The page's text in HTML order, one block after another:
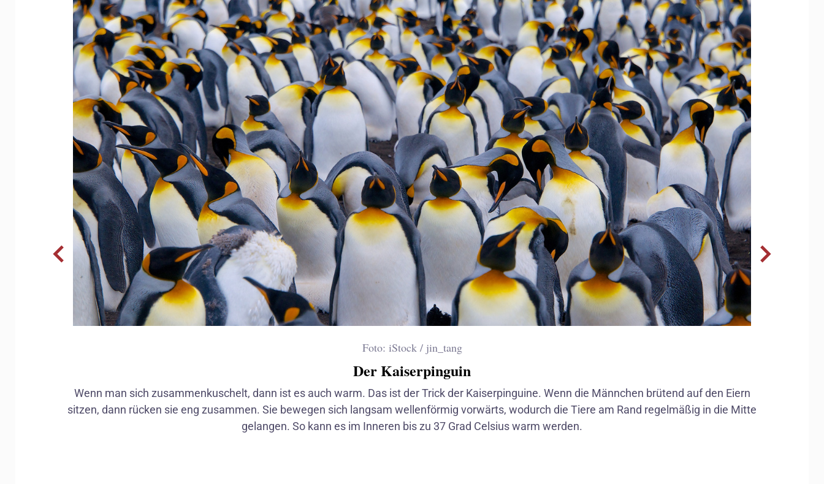
Foto: iStock / jin_tang
Der Kaiserpinguin
Wenn man sich zusammenkuschelt, dann ist es auch warm. Das ist der Trick der Kaiserpinguine. Wenn die Männchen brütend auf den Eiern
sitzen, dann rücken sie eng zusammen. Sie bewegen sich langsam wellenförmig vorwärts, wodurch die Tiere am Rand regelmäßig in die Mitte
gelangen. So kann es im Inneren bis zu 37 Grad Celsius warm werden.
Eisbär
Spitzmaus Winter